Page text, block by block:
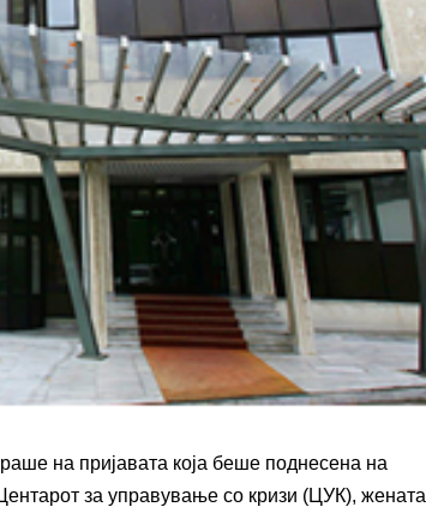
на пријавата која беше поднесена на
за управување со кризи (ЦУК), жената